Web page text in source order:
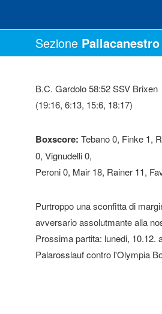
Sezione Pallacanestro
B.C. Gardolo 58:52 SSV Brixen
(19:16, 6:13, 15:6, 18:17)
Boxscore: Tebano 0, Finke 1,
0, Vignudelli 0,
Peroni 0, Mair 18, Rainer 11,
Purtroppo una sconfitta di
avversario assolutmante alla
Prossima partita: lunedi, 10.12.
Palarosslauf contro l'Olympia